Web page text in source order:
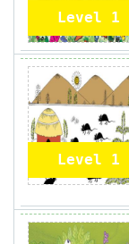
Level 1
Level 1